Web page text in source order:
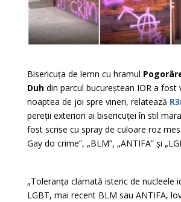
Bisericuța de lemn cu hramul
Duhdin parcul bucureștean IOR a fost
noaptea de joi spre vineri, relatează
pereții exteriori ai bisericuței în stil
fost scrise cu spray de culoare roz
Gay do crime”, „BLM”, „ANTIFA” și
„Toleranța clamată isteric de nucleele
LGBT, mai recent BLM sau ANTIFA,